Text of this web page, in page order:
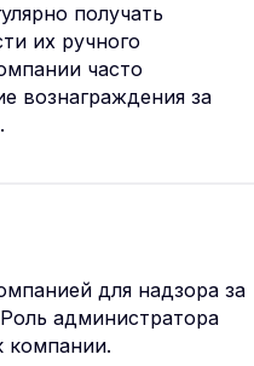
получать
их ручного
часто
вознаграждения за
для надзора за
администратора
компании.